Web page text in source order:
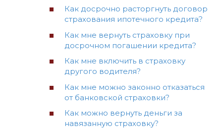
Как досрочно расторгнуть договор
страхования ипотечного кредита?
Как мне вернуть страховку при
досрочном погашении кредита?
Как мне включить в страховку
другого водителя?
Как мне можно законно отказаться
от банковской страховки?
Как можно вернуть деньги за
навязанную страховку?